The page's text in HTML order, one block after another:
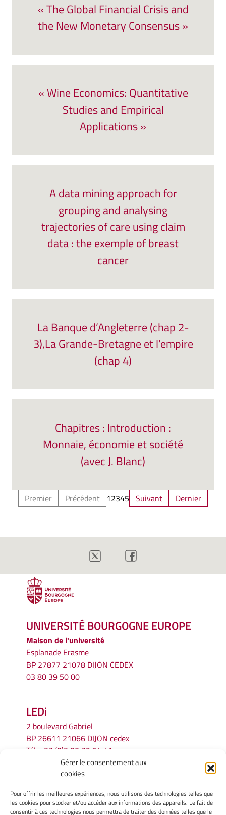
Gérer le consentement aux
cookies
Pour offrir les meilleures expériences, nous utilisons des technologies telles que
les cookies pour stocker et/ou accéder aux informations des appareils. Le fait de
consentir à ces technologies nous permettra de traiter des données telles que le
« The Global Financial Crisis and
the New Monetary Consensus »
« Wine Economics: Quantitative
Studies and Empirical
Applications »
A data mining approach for
grouping and analysing
trajectories of care using claim
data : the exemple of breast
cancer
La Banque d’Angleterre (chap 2-
3),La Grande-Bretagne et l’empire
(chap 4)
Chapitres : Introduction :
Monnaie, économie et société
(avec J. Blanc)
Premier Précédent 12345 Suivant Dernier
UNIVERSITÉ BOURGOGNE EUROPE
Maison de l'université
Esplanade Erasme
BP 27877 21078 DIJON CEDEX
03 80 39 50 00
LEDi
2 boulevard Gabriel
BP 26611 21066 DIJON cedex
Tél.
+33 (0)3 80 39 54 41
secretariat.ledi@u-bourgogne.fr
INFORMATIONS LÉGALES
Mentions légales